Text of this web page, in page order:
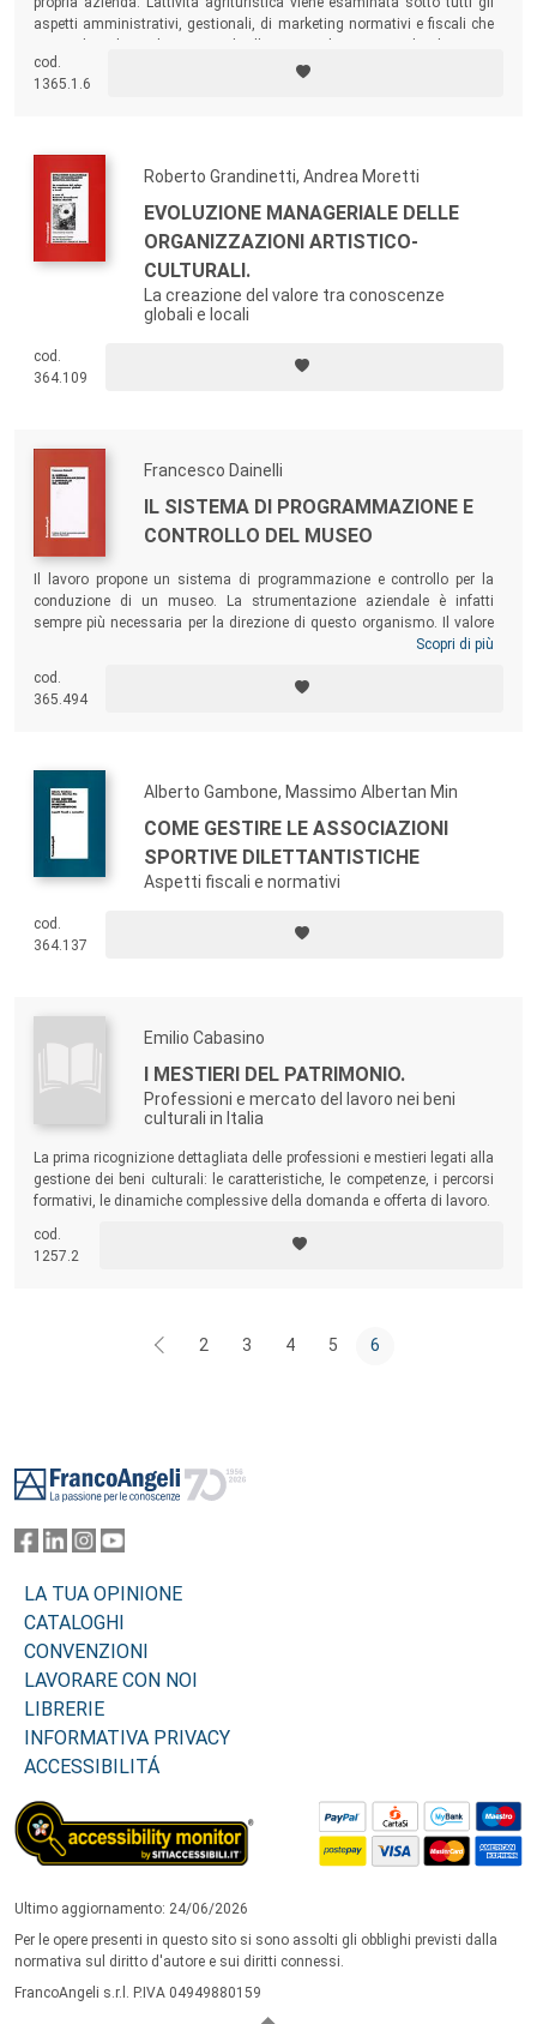
aspetti amministrativi, gestionali, di marketing normativi e fiscali che
un caso di studio a livello locale, fotografando la realtà degli
agriturismi nella provincia di Arezzo.
cod.
1365.1.6
Roberto Grandinetti, Andrea Moretti
EVOLUZIONE MANAGERIALE DELLE
ORGANIZZAZIONI ARTISTICO-
CULTURALI.
La creazione del valore tra conoscenze
globali e locali
cod.
364.109
Francesco Dainelli
IL SISTEMA DI PROGRAMMAZIONE E
CONTROLLO DEL MUSEO
Il lavoro propone un sistema di programmazione e controllo per la
conduzione di un museo. La strumentazione aziendale è infatti
sempre più necessaria per la direzione di questo organismo. Il valore
culturale prodotto in un certo arco di tempo, cioè il grado di
modello di controllo. Le tecniche per la sua misurazione e per la sua
“contabilizzazione” rappresentano le sfide delle proposte elaborate. La
sono assegnati target culturali, di efficacia, e obiettivi gestionali, di
efficienza. La fattibilità dei piani culturali e il mantenimento costante di
un equilibrio economico-finanziario sono monitorati con un impianto
budgetario e un sistema di rilevazione contabile.
Scopri di più
cod.
365.494
Alberto Gambone, Massimo Albertan Min
COME GESTIRE LE ASSOCIAZIONI
SPORTIVE DILETTANTISTICHE
Aspetti fiscali e normativi
cod.
364.137
Emilio Cabasino
I MESTIERI DEL PATRIMONIO.
Professioni e mercato del lavoro nei beni
culturali in Italia
La prima ricognizione dettagliata delle professioni e mestieri legati alla
gestione dei beni culturali: le caratteristiche, le competenze, i percorsi
formativi, le dinamiche complessive della domanda e offerta di lavoro.
cod.
1257.2
2 3 4 5 6
LA TUA OPINIONE
CATALOGHI
CONVENZIONI
LAVORARE CON NOI
LIBRERIE
INFORMATIVA PRIVACY
ACCESSIBILITÁ
Ultimo aggiornamento: 24/06/2026
Per le opere presenti in questo sito si sono assolti gli obblighi previsti dalla
normativa sul diritto d'autore e sui diritti connessi.
FrancoAngeli s.r.l. P.IVA 04949880159